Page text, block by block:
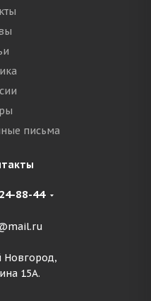
письма
88-44
Новгород,
15А.